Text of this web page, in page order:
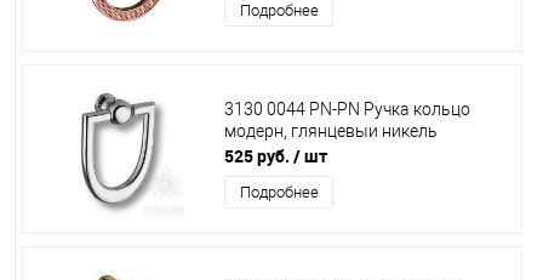
Подробнее
3130 0044 PN-PN Ручка кольцо
модерн, глянцевыи никель
525 руб. / шт
Подробнее